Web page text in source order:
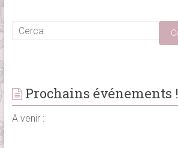
Prochains événements !
A venir :